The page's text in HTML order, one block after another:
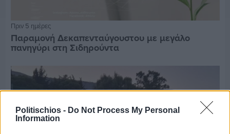
Politischios - Do Not Process My Personal
Information
Πριν 5 ημέρες
Παραμονή Δεκαπενταύγουστου με μεγάλο
πανηγύρι στη Σιδηρούντα